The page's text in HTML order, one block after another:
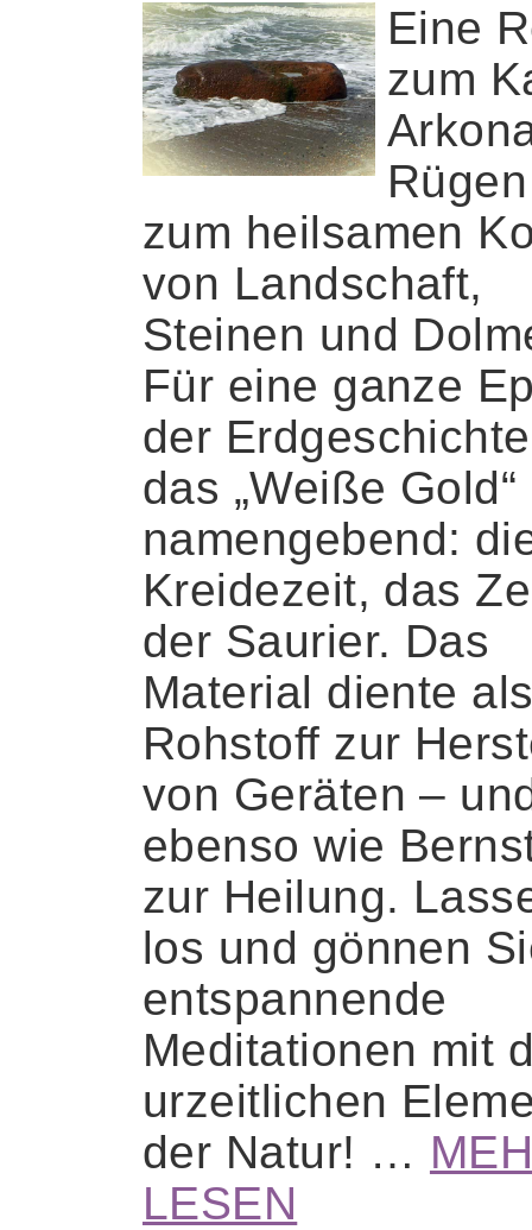
Eine
zum
zum heilsamen
von Landschaft,
Steinen und
Für eine ganze
der
das „Weiße Gold“
namengebend:
Kreidezeit, das
der Saurier. Das
Material diente
Rohstoff zur
von Geräten –
ebenso wie
zur Heilung.
los und gönnen
entspannende
Meditationen mit
urzeitlichen
der Natur! …
LESEN